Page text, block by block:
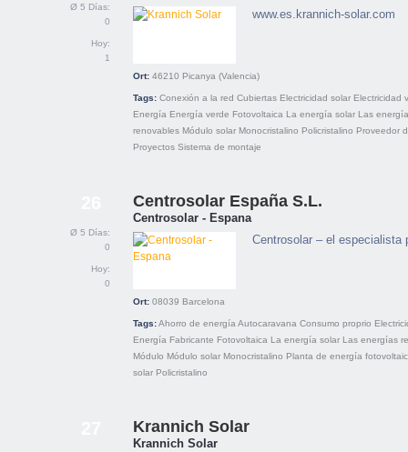
Ø 5 Días:
0
Hoy:
1
www.es.krannich-solar.com
Ort: 46210 Picanya (Valencia)
Tags: Conexión a la red Cubiertas Electricidad solar Electricidad
Energía Energía verde Fotovoltaica La energía solar Las
renovables Módulo solar Monocristalino Policristalino Proveedor
Proyectos Sistema de montaje
Ø 5 Días:
0
Hoy:
0
Centrosolar España S.L.
Centrosolar - Espana
Centrosolar – el
Ort: 08039 Barcelona
Tags:Ahorro de energía Autocaravana Consumo proprio
Energía Fabricante Fotovoltaica La energía solar Las energías
Módulo Módulo solar Monocristalino Planta de energía
solar Policristalino
Krannich Solar
Krannich Solar